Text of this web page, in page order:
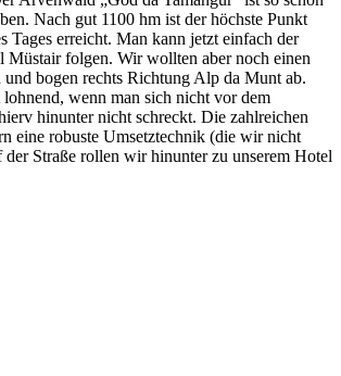
Nach gut 1100 hm ist der höchste Punkt
Tages erreicht. Man kann jetzt einfach der
Müstair folgen. Wir wollten aber noch einen
bogen rechts Richtung Alp da Munt ab.
wenn man sich nicht vor dem
hinunter nicht schreckt. Die zahlreichen
eine robuste Umsetztechnik (die wir nicht
der Straße rollen wir hinunter zu unserem Hotel